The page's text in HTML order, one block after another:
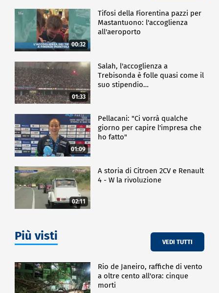
00:32
Tifosi della Fiorentina pazzi per
Mastantuono: l'accoglienza
all'aeroporto
01:33
Salah, l'accoglienza a
Trebisonda è folle quasi come il
suo stipendio…
01:09
Pellacani: "Ci vorrà qualche
giorno per capire l'impresa che
ho fatto"
02:11
A storia di Citroen 2CV e Renault
4 - W la rivoluzione
Più visti VEDI TUTTI
Rio de Janeiro, raffiche di vento
a oltre cento all'ora: cinque
morti